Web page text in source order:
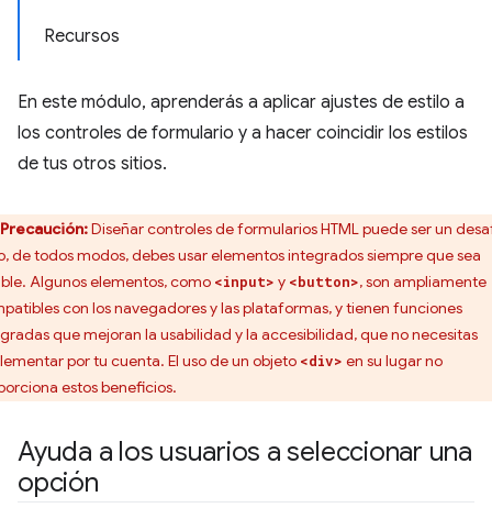
Recursos
En este módulo, aprenderás a aplicar ajustes de estilo a
los controles de formulario y a hacer coincidir los estilos
de tus otros sitios.
Precaución:Diseñar controles de formularios HTML puede ser un
de todos modos, debes usar elementos integrados siempre que sea
Algunos elementos, como <input> y <button>, son ampliamente
con los navegadores y las plataformas, y tienen funciones
que mejoran la usabilidad y la accesibilidad, que no necesitas
por tu cuenta. El uso de un objeto <div> en su lugar no
estos beneficios.
Ayuda a los usuarios a seleccionar una
opción